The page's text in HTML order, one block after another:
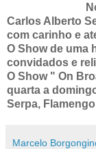
Carlos Alberto
com carinho e
O Show de uma
convidados e
O Show " On
quarta a
Serpa,
Marcelo